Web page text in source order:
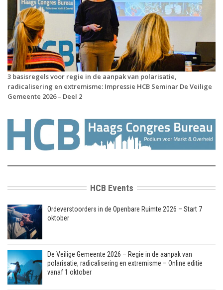
3 basisregels voor regie in de aanpak van polarisatie,
radicalisering en extremisme: Impressie HCB Seminar De Veilige
Gemeente 2026 – Deel 2
HCB Events
Ordeverstoorders in de Openbare Ruimte 2026 – Start 7
oktober
De Veilige Gemeente 2026 – Regie in de aanpak van
polarisatie, radicalisering en extremisme – Online editie
vanaf 1 oktober